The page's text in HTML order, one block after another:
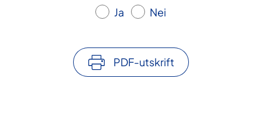
Ja Nei
PDF-utskrift